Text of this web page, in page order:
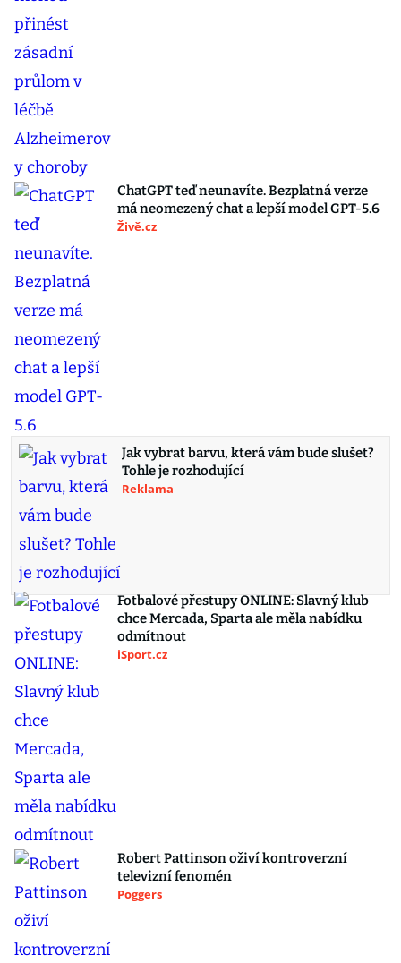
ChatGPT teď neunavíte. Bezplatná verze
má neomezený chat a lepší model GPT-5.6
Živě.cz
Jak vybrat barvu, která vám bude slušet?
Tohle je rozhodující
Reklama
Fotbalové přestupy ONLINE: Slavný klub
chce Mercada, Sparta ale měla nabídku
odmítnout
iSport.cz
Robert Pattinson oživí kontroverzní
televizní fenomén
Poggers